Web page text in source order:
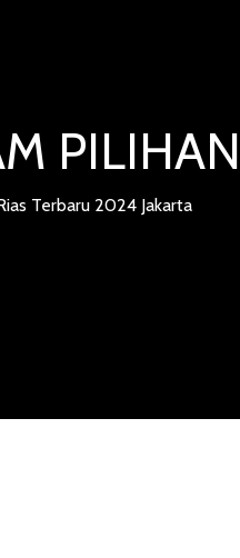
Terbaru 2024 Jakarta